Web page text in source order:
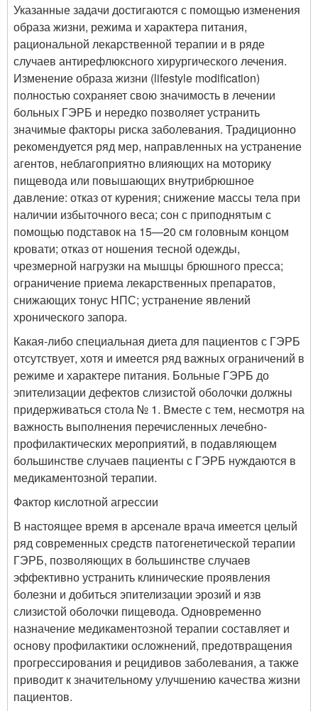
Указанные задачи достигаются с помощью изменения
образа жизни, режима и характера питания,
рациональной лекарственной терапии и в ряде
случаев антирефлюксного хирургического лечения.
Изменение образа жизни (lifestyle modification)
полностью сохраняет свою значимость в лечении
больных ГЭРБ и нередко позволяет устранить
значимые факторы риска заболевания. Традиционно
рекомендуется ряд мер, направленных на устранение
агентов, неблагоприятно влияющих на моторику
пищевода или повышающих внутрибрюшное
давление: отказ от курения; снижение массы тела при
наличии избыточного веса; сон с приподнятым с
помощью подставок на 15—20 см головным концом
кровати; отказ от ношения тесной одежды,
чрезмерной нагрузки на мышцы брюшного пресса;
ограничение приема лекарственных препаратов,
снижающих тонус НПС; устранение явлений
хронического запора.
Какая-либо специальная диета для пациентов с ГЭРБ
отсутствует, хотя и имеется ряд важных ограничений в
режиме и характере питания. Больные ГЭРБ до
эпителизации дефектов слизистой оболочки должны
придерживаться стола № 1. Вместе с тем, несмотря на
важность выполнения перечисленных лечебно-
профилактических мероприятий, в подавляющем
большинстве случаев пациенты с ГЭРБ нуждаются в
медикаментозной терапии.
Фактор кислотной агрессии
В настоящее время в арсенале врача имеется целый
ряд современных средств патогенетической терапии
ГЭРБ, позволяющих в большинстве случаев
эффективно устранить клинические проявления
болезни и добиться эпителизации эрозий и язв
слизистой оболочки пищевода. Одновременно
назначение медикаментозной терапии составляет и
основу профилактики осложнений, предотвращения
прогрессирования и рецидивов заболевания, а также
приводит к значительному улучшению качества жизни
пациентов.